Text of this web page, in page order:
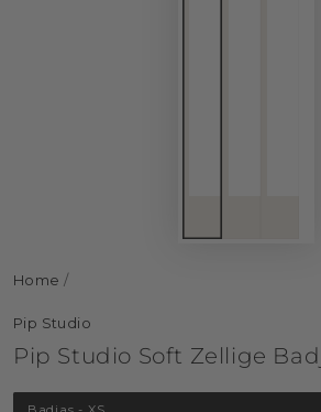
Home /
Pip Studio
Pip Studio Soft Zellige